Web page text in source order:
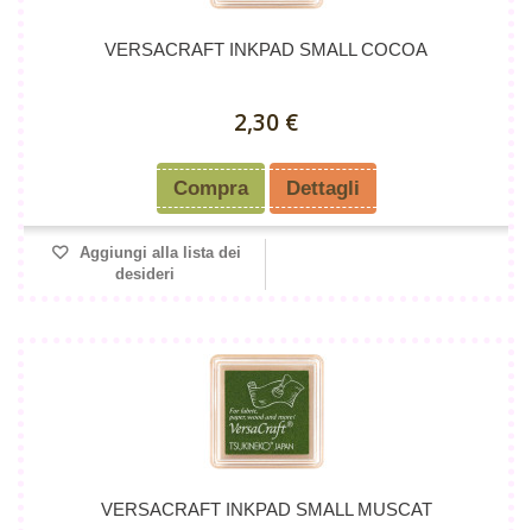
VERSACRAFT INKPAD SMALL COCOA
2,30 €
Compra Dettagli
Aggiungi alla lista dei
desideri
VERSACRAFT INKPAD SMALL MUSCAT